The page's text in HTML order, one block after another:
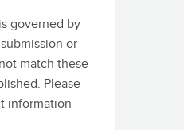
governed by
or
match these
Please
information